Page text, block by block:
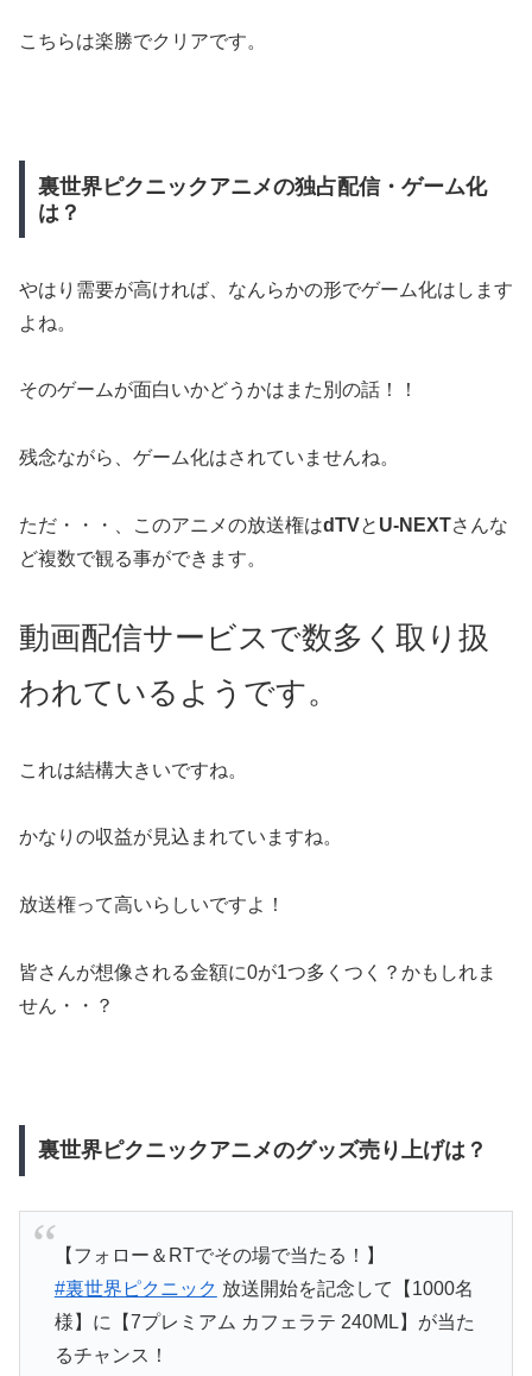
こちらは楽勝でクリアです。
裏世界ピクニックアニメの独占配信・ゲーム化
は？
やはり需要が高ければ、なんらかの形でゲーム化はします
よね。
そのゲームが面白いかどうかはまた別の話！！
残念ながら、ゲーム化はされていませんね。
ただ・・・、このアニメの放送権はdTVと U-NEXTさんな
ど複数で観る事ができます。
動画配信サービスで数多く取り扱
われているようです。
これは結構大きいですね。
かなりの収益が見込まれていますね。
放送権って高いらしいですよ！
皆さんが想像される金額に0が1つ多くつく？かもしれま
せん・・？
裏世界ピクニックアニメのグッズ売り上げは？
【フォロー＆RTでその場で当たる！】
#裏世界ピクニック 放送開始を記念して【1000名
様】に【7プレミアム カフェラテ 240ML】が当た
るチャンス！